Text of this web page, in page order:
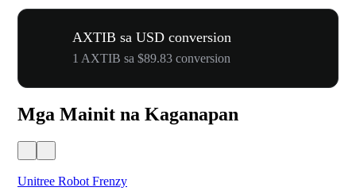
AXTIB sa USD conversion
1 AXTIB sa $89.83 conversion
Mga Mainit na Kaganapan
Unitree Robot Frenzy